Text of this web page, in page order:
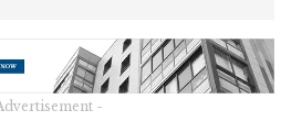
-